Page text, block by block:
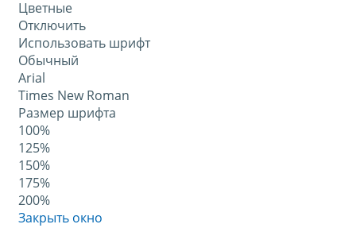
Цветные
Отключить
Использовать шрифт
Обычный
Arial
Times New Roman
Размер шрифта
100%
125%
150%
175%
200%
Закрыть окно